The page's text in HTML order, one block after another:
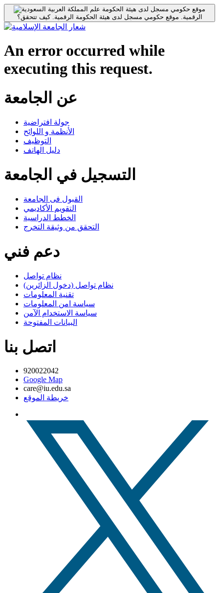
موقع حكومي مسجل لدى هيئة الحكومة
الرقمية. موقع حكومي مسجل لدى هيئة الحكومة الرقمية.كيف تتحقق؟
An error occurred while
executing this request.
عن الجامعة
جولة افتراضية
الأنظمة و اللوائح
التوظيف
دليل الهاتف
التسجيل في الجامعة
القبول فى الجامعة
التقويم الأكاديمي
الخطط الدراسية
التحقق من وثيقة التخرج
دعم فني
نظام تواصل
نظام تواصل (دخول الزائرين)
تقنية المعلومات
سياسة امن المعلومات
سياسة الاستخدام الآمن
البيانات المفتوحة
اتصل بنا
920022042
Google Map
care@iu.edu.sa
خريطة الموقع